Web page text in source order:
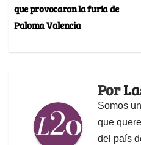
que provocaron la furia de
Paloma Valencia
Por
Somos
que
del país